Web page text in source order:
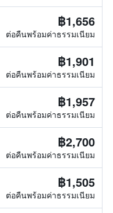
฿1,656
ต่อคืนพร้อมค่าธรรมเนียม
฿1,901
ต่อคืนพร้อมค่าธรรมเนียม
฿1,957
ต่อคืนพร้อมค่าธรรมเนียม
฿2,700
ต่อคืนพร้อมค่าธรรมเนียม
฿1,505
ต่อคืนพร้อมค่าธรรมเนียม